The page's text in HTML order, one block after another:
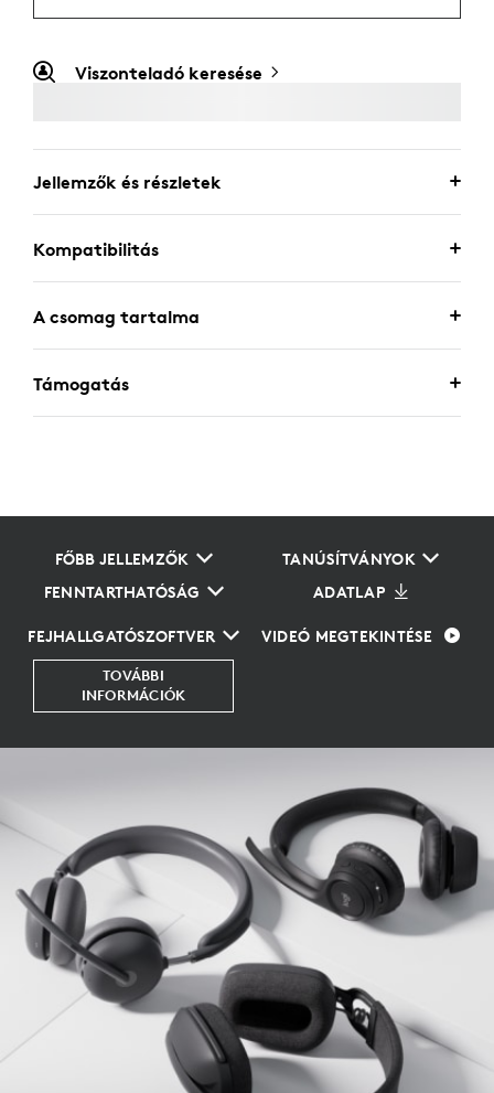
Viszonteladó keresése
Jellemzők és részletek
Kompatibilitás
A csomag tartalma
Támogatás
FŐBB JELLEMZŐK
TANÚSÍTVÁNYOK
FENNTARTHATÓSÁG
ADATLAP
FEJHALLGATÓSZOFTVER VIDEÓ MEGTEKINTÉSE
TOVÁBBI
INFORMÁCIÓK